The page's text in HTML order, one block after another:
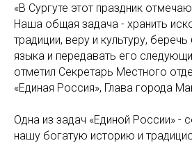
«В Сургуте этот праздник
Наша общая задача - хранить
традиции, веру и культуру,
языка и передавать его
отметил Секретарь Местного
«Единая Россия», Глава города
Одна из задач «Единой России» -
нашу богатую историю и